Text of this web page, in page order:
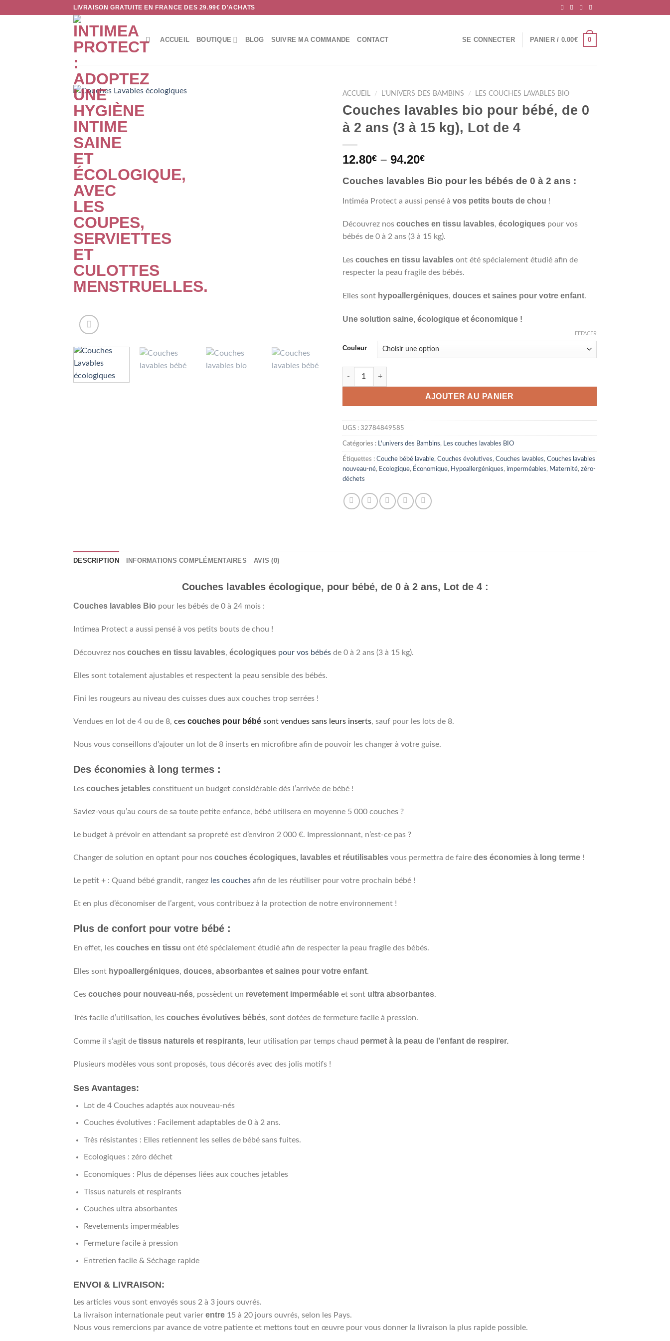
LIVRAISON GRATUITE EN FRANCE DES 29.99€ D'ACHATS
ACCUEIL BOUTIQUE BLOG SUIVRE MA COMMANDE CONTACT SE CONNECTER PANIER / 0.00€ 0
ACCUEIL / L'UNIVERS DES BAMBINS / LES COUCHES LAVABLES BIO
Couches lavables bio pour bébé, de 0
à 2 ans (3 à 15 kg), Lot de 4
12.80€ – 94.20€
Couches lavables Bio pour les bébés de 0 à 2 ans :
Intiméa Protect a aussi pensé à vos petits bouts de chou !
Découvrez nos couches en tissu lavables, écologiques pour vos
bébés de 0 à 2 ans (3 à 15 kg).
Les couches en tissu lavables ont été spécialement étudié afin de
respecter la peau fragile des bébés.
Elles sont hypoallergéniques, douces et saines pour votre enfant.
Une solution saine, écologique et économique !
Couleur
EFFACER
quantité de Couches lavables bio pour bébé, de 0 à 2 ans (3 à 15 kg), Lot de 4
AJOUTER AU PANIER
UGS : 32784849585
Catégories : L'univers des Bambins, Les couches lavables BIO
Étiquettes : Couche bébé lavable, Couches évolutives, Couches lavables, Couches lavables
nouveau-né, Ecologique, Économique, Hypoallergéniques, imperméables, Maternité, zéro-
déchets
DESCRIPTION INFORMATIONS COMPLÉMENTAIRES AVIS (0)
Couches lavables écologique, pour bébé, de 0 à 2 ans, Lot de 4 :
Couches lavables Bio pour les bébés de 0 à 24 mois :
Intimea Protect a aussi pensé à vos petits bouts de chou !
Découvrez nos couches en tissu lavables, écologiques pour vos bébés de 0 à 2 ans (3 à 15 kg).
Elles sont totalement ajustables et respectent la peau sensible des bébés.
Fini les rougeurs au niveau des cuisses dues aux couches trop serrées !
Vendues en lot de 4 ou de 8, ces couches pour bébé sont vendues sans leurs inserts, sauf pour les lots de 8.
Nous vous conseillons d’ajouter un lot de 8 inserts en microfibre afin de pouvoir les changer à votre guise.
Des économies à long termes :
Les couches jetables constituent un budget considérable dès l’arrivée de bébé !
Saviez-vous qu’au cours de sa toute petite enfance, bébé utilisera en moyenne 5 000 couches ?
Le budget à prévoir en attendant sa propreté est d’environ 2 000 €. Impressionnant, n’est-ce pas ?
Changer de solution en optant pour nos couches écologiques, lavables et réutilisables vous permettra de faire des économies à long terme !
Le petit + : Quand bébé grandit, rangez les couches afin de les réutiliser pour votre prochain bébé !
Et en plus d’économiser de l’argent, vous contribuez à la protection de notre environnement !
Plus de confort pour votre bébé :
En effet, les couches en tissu ont été spécialement étudié afin de respecter la peau fragile des bébés.
Elles sont hypoallergéniques, douces, absorbantes et saines pour votre enfant.
Ces couches pour nouveau-nés, possèdent un revetement imperméable et sont ultra absorbantes.
Très facile d’utilisation, les couches évolutives bébés, sont dotées de fermeture facile à pression.
Comme il s’agit de tissus naturels et respirants, leur utilisation par temps chaud permet à la peau de l’enfant de respirer.
Plusieurs modèles vous sont proposés, tous décorés avec des jolis motifs !
Ses Avantages:
Lot de 4 Couches adaptés aux nouveau-nés
Couches évolutives : Facilement adaptables de 0 à 2 ans.
Très résistantes : Elles retiennent les selles de bébé sans fuites.
Ecologiques : zéro déchet
Economiques : Plus de dépenses liées aux couches jetables
Tissus naturels et respirants
Couches ultra absorbantes
Revetements imperméables
Fermeture facile à pression
Entretien facile & Séchage rapide
ENVOI & LIVRAISON:
Les articles vous sont envoyés sous 2 à 3 jours ouvrés.
La livraison internationale peut varier entre 15 à 20 jours ouvrés, selon les Pays.
Nous vous remercions par avance de votre patiente et mettons tout en œuvre pour vous donner la livraison la plus rapide possible.